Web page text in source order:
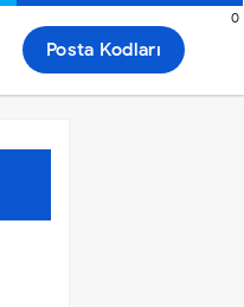
Posta Kodları
0